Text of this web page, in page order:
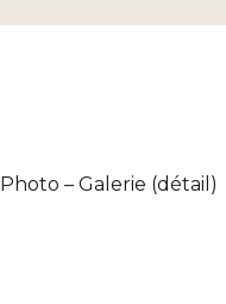
Photo – Galerie (détail)